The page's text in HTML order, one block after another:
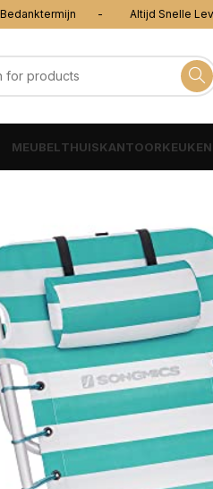
Bedanktermijn - Altijd Snelle
MEUBEL THUISKANTOORKEUKEN